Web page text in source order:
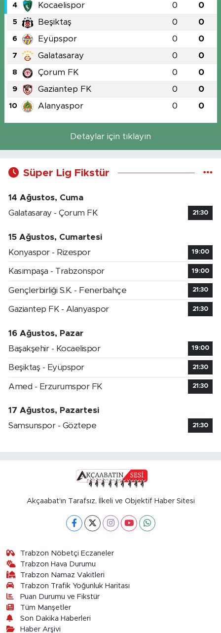
4 Kocaelispor 0 0
5 Beşiktaş 0 0
6 Eyüpspor 0 0
7 Galatasaray 0 0
8 Çorum FK 0 0
9 Gaziantep FK 0 0
10 Alanyaspor 0 0
Detaylar için tıklayın
Süper Lig Fikstür
14 Ağustos, Cuma
Galatasaray - Çorum FK
21:30
15 Ağustos, Cumartesi
Konyaspor - Rizespor
19:00
Kasımpaşa - Trabzonspor 19:00
Gençlerbirliği S.K. - Fenerbahçe 21:30
Gaziantep FK - Alanyaspor 21:30
16 Ağustos, Pazar
Başakşehir - Kocaelispor
19:00
Beşiktaş - Eyüpspor 21:30
Amed - Erzurumspor FK 21:30
17 Ağustos, Pazartesi
Samsunspor - Göztepe
21:30
Akçaabat'ın Tarafsız, İlkeli ve Objektif Haber Sitesi
Trabzon Nöbetçi Eczaneler
Trabzon Hava Durumu
Trabzon Namaz Vakitleri
Trabzon Trafik Yoğunluk Haritası
Puan Durumu ve Fikstür
Tüm Manşetler
Son Dakika Haberleri
Haber Arşivi